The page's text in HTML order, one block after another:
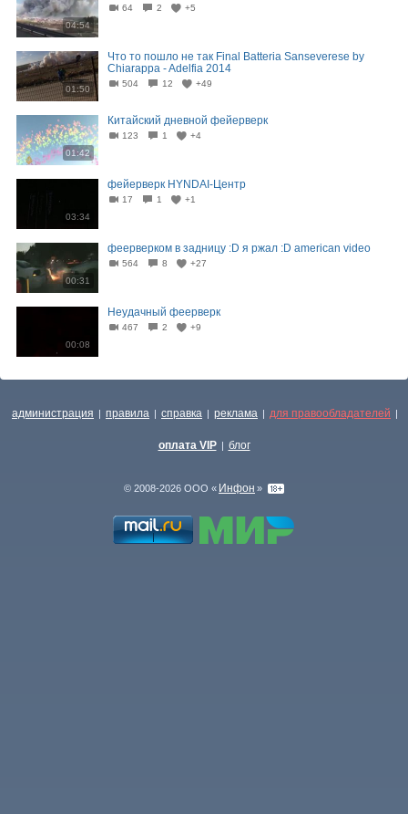
04:54
64 2 +5
01:50
Что то пошло не так Final Batteria Sanseverese by
Chiarappa - Adelfia 2014
504 12 +49
01:42
Китайский дневной фейерверк
123 1 +4
03:34
фейерверк HYNDAI-Центр
17 1 +1
00:31
феерверком в задницу :D я ржал :D american video
564 8 +27
00:08
Неудачный феерверк
467 2 +9
администрация | правила | справка | реклама | для правообладателей |
оплата VIP | блог
© 2008-2026 ООО « Инфон »